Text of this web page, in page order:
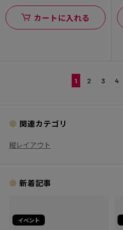
カートに入れる
1 2 3 4
関連カテゴリ
縦レイアウト
新着記事
イベント